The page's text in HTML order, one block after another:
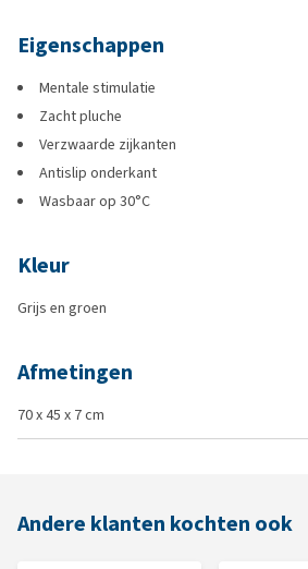
Eigenschappen
Mentale stimulatie
Zacht pluche
Verzwaarde zijkanten
Antislip onderkant
Wasbaar op 30°C
Kleur
Grijs en groen
Afmetingen
70 x 45 x 7 cm
Andere klanten kochten ook